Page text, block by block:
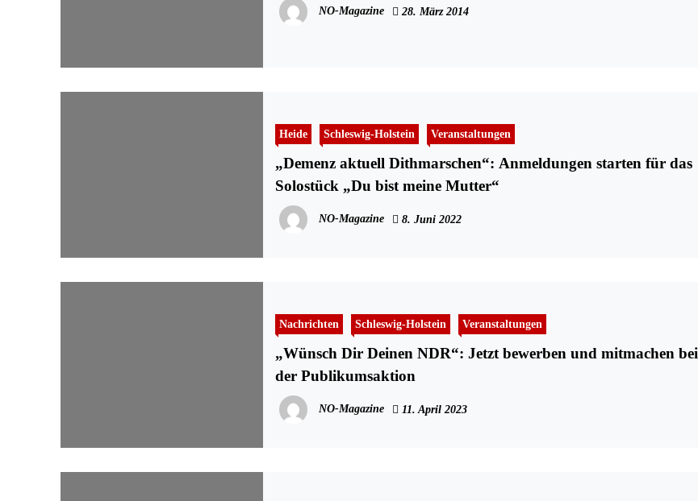
NO-Magazine 28. März 2014
Heide Schleswig-Holstein Veranstaltungen
„Demenz aktuell Dithmarschen“: Anmeldungen starten für das
Solostück „Du bist meine Mutter“
NO-Magazine 8. Juni 2022
Nachrichten Schleswig-Holstein Veranstaltungen
„Wünsch Dir Deinen NDR“: Jetzt bewerben und mitmachen bei
der Publikumsaktion
NO-Magazine 11. April 2023